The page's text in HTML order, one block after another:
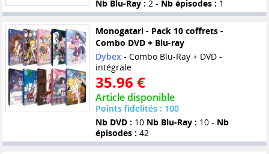
Nb Blu-Ray : 2 - Nb épisodes : 1
Monogatari - Pack 10 coffrets -
Combo DVD + Blu-ray
Dybex- Combo Blu-Ray + DVD -
intégrale
35.96 €
Article disponible
Points fidelités : 100
Nb DVD : 10 Nb Blu-Ray : 10 - Nb
épisodes : 42